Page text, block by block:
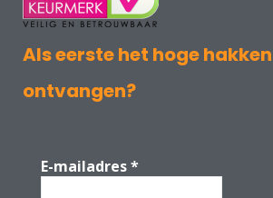
Als eerste het hoge
ontvangen?
E-mailadres*